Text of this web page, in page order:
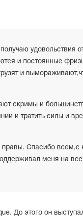
удовольствия
и постоянные
и
скримы и
и тратить силы и
правы. Спасибо всем,с
меня на
До этого он